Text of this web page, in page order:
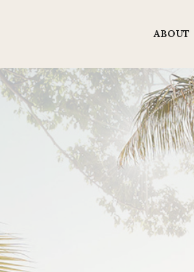
메ABOUT